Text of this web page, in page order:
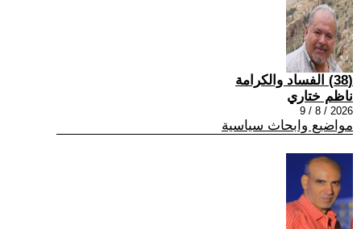
(38) الفساد والكرامة
ناظم ختاري
2026 / 8 / 9
مواضيع وابحاث سياسية